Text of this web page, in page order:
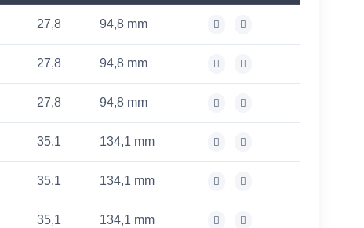
27,8 94,8 mm
27,8 94,8 mm
27,8 94,8 mm
35,1 134,1 mm
35,1 134,1 mm
35,1 134,1 mm